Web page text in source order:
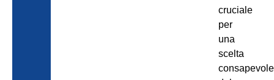
cruciale
per
una
scelta
consapevole